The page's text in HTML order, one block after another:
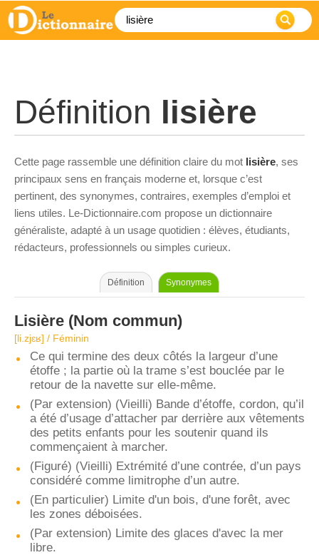
Définition lisière
Cette page rassemble une définition claire du mot lisière, ses
principaux sens en français moderne et, lorsque c’est
pertinent, des synonymes, contraires, exemples d’emploi et
liens utiles. Le-Dictionnaire.com propose un dictionnaire
généraliste, adapté à un usage quotidien : élèves, étudiants,
rédacteurs, professionnels ou simples curieux.
Définition Synonymes
Lisière (Nom commun)
[li.zjɛʁ] / Féminin
Ce qui termine des deux côtés la largeur d’une
étoffe ; la partie où la trame s’est bouclée par le
retour de la navette sur elle-même.
(Par extension) (Vieilli) Bande d’étoffe, cordon, qu’il
a été d’usage d’attacher par derrière aux vêtements
des petits enfants pour les soutenir quand ils
commençaient à marcher.
(Figuré) (Vieilli) Extrémité d’une contrée, d’un pays
considéré comme limitrophe d’un autre.
(En particulier) Limite d'un bois, d'une forêt, avec
les zones déboisées.
(Par extension) Limite des glaces d'avec la mer
libre.